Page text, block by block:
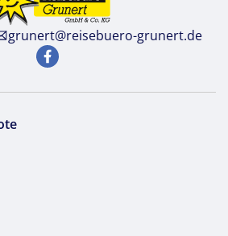
grunert@reisebuero-grunert.de